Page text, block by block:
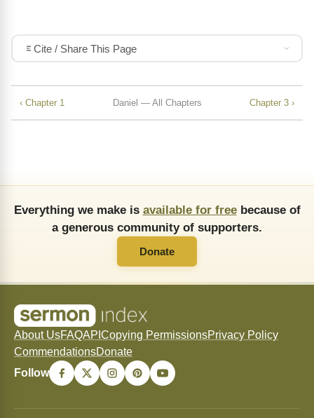
Cite / Share This Page
‹ Chapter 1 Daniel — All Chapters Chapter 3 ›
Everything we make is available for freebecause of
a generous community of supporters.
Donate
About UsFAQAPI Copying PermissionsPrivacy Policy
CommendationsDonate
Follow